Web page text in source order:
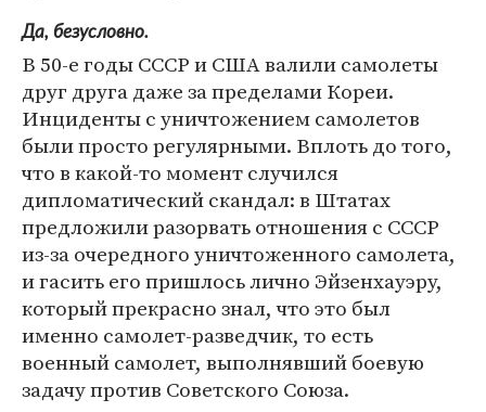
Да, безусловно.
В 50-е годы СССР и США валили самолеты
друг друга даже за пределами Кореи.
Инциденты с уничтожением самолетов
были просто регулярными. Вплоть до того,
что в какой-то момент случился
дипломатический скандал: в Штатах
предложили разорвать отношения с СССР
из-за очередного уничтоженного самолета,
и гасить его пришлось лично Эйзенхауэру,
который прекрасно знал, что это был
именно самолет-разведчик, то есть
военный самолет, выполнявший боевую
задачу против Советского Союза.